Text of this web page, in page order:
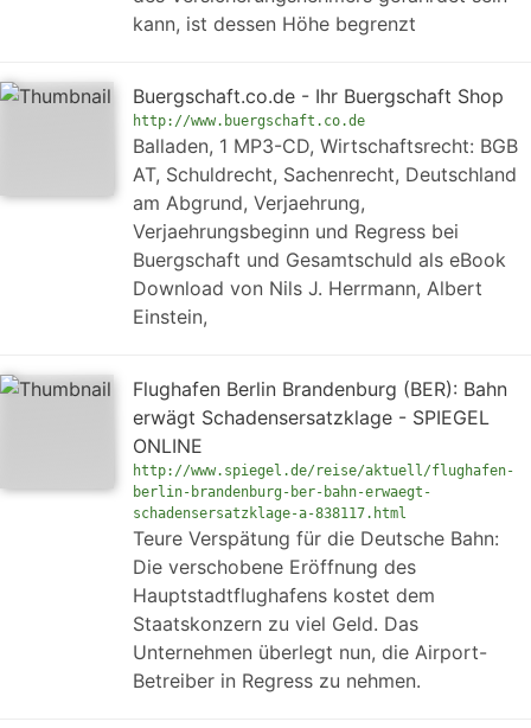
kann, ist dessen Höhe begrenzt
Buergschaft.co.de - Ihr Buergschaft Shop
http://www.buergschaft.co.de
Balladen, 1 MP3-CD, Wirtschaftsrecht: BGB
AT, Schuldrecht, Sachenrecht, Deutschland
am Abgrund, Verjaehrung,
Verjaehrungsbeginn und Regress bei
Buergschaft und Gesamtschuld als eBook
Download von Nils J. Herrmann, Albert
Einstein,
Flughafen Berlin Brandenburg (BER): Bahn
erwägt Schadensersatzklage - SPIEGEL
ONLINE
http://www.spiegel.de/reise/aktuell/flughafen-
berlin-brandenburg-ber-bahn-erwaegt-
schadensersatzklage-a-838117.html
Teure Verspätung für die Deutsche Bahn:
Die verschobene Eröffnung des
Hauptstadtflughafens kostet dem
Staatskonzern zu viel Geld. Das
Unternehmen überlegt nun, die Airport-
Betreiber in Regress zu nehmen.